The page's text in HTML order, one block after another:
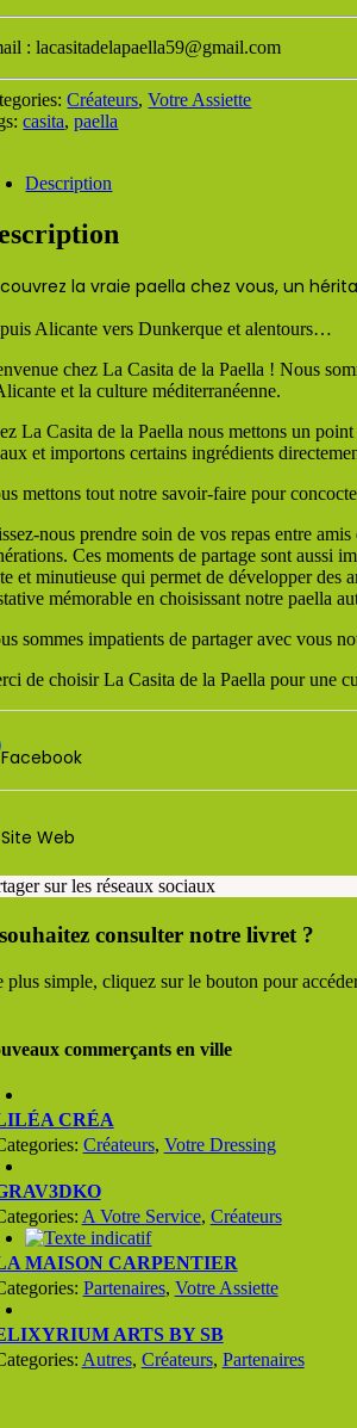
: lacasitadelapaella59@gmail.com
Créateurs,Votre Assiette
casita,paella
Description
la vraie paella chez vous, un
Alicante vers Dunkerque et alentours…
chez La Casita de la Paella ! Nous
et la culture méditerranéenne.
La Casita de la Paella nous mettons un
et importons certains ingrédients
mettons tout notre savoir-faire pour
nous prendre soin de vos repas entre
Ces moments de partage sont aussi
et minutieuse qui permet de développer des
mémorable en choisissant notre paella
sommes impatients de partager avec vous
de choisir La Casita de la Paella pour une
Facebook
Site Web
sur les réseaux sociaux
consulter notre livret ?
plus simple, cliquez sur le bouton pour
commerçants en ville
CRÉA
Créateurs, Votre Dressing
A Votre Service, Créateurs
MAISON CARPENTIER
Partenaires, Votre Assiette
ARTS BY SB
Autres, Créateurs, Partenaires